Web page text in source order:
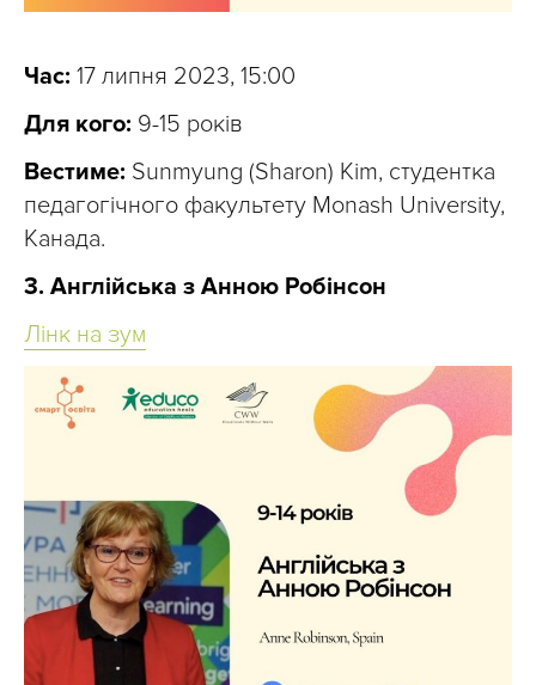
Час: 17 липня 2023, 15:00
Для кого: 9-15 років
Вестиме: Sunmyung (Sharon) Kim, студентка
педагогічного факультету Monash University,
Канада.
3. Англійська з Анною Робінсон
Лінк на зум